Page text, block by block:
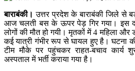
बाराबंकी। उत्तर प्रदेश के बाराबंकी जिले से
आज चलती बस के ऊपर पेड़ गिर गया। इस
लोगों की मौत हो गयी। मृतकों में 4 महिला और
कई यात्री गंभीर रूप से घायल हुए है। घटना
टीम मौके पर पहुंचकर राहत-बचाव कार्य
अस्पताल में भर्ती कराया गया है।